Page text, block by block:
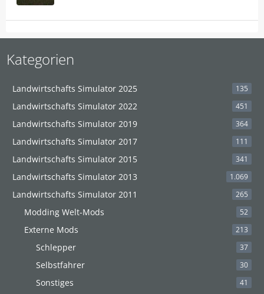
Kategorien
Landwirtschafts Simulator 2025 135
Landwirtschafts Simulator 2022 451
Landwirtschafts Simulator 2019 364
Landwirtschafts Simulator 2017 111
Landwirtschafts Simulator 2015 341
Landwirtschafts Simulator 2013 1.069
Landwirtschafts Simulator 2011 265
Modding Welt-Mods 52
Externe Mods 213
Schlepper 37
Selbstfahrer 30
Sonstiges 41